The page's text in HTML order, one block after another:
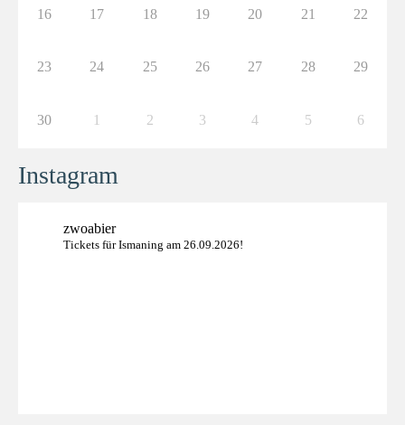
16 17 18 19 20 21 22
23 24 25 26 27 28 29
30 1 2 3 4 5 6
Instagram
zwoabier
Tickets für Ismaning am 26.09.2026!